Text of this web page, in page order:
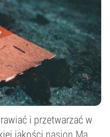
i przetwarzać w
jakości nasion Ma